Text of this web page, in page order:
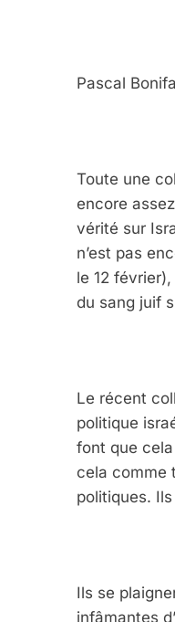
Pascal
Toute une
encore
vérité sur
n’est pas
le 12
du sang juif
Le récent
politique
font que
cela comme
politiques.
Ils se
infâmantes